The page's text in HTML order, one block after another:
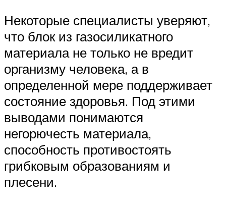
Некоторые специалисты уверяют,
что блок из газосиликатного
материала не только не вредит
организму человека, а в
определенной мере поддерживает
состояние здоровья. Под этими
выводами понимаются
негорючесть материала,
способность противостоять
грибковым образованиям и
плесени.